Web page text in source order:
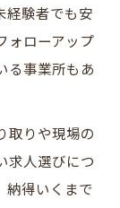
経験者でも安
ォローアップ
る事業所もあ
取りや現場の
求人選びにつ
納得いくまで